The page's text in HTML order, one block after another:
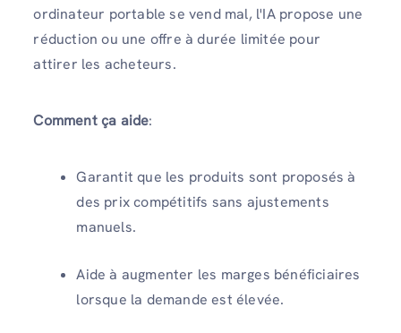
ordinateur portable se vend mal, l'IA propose une
réduction ou une offre à durée limitée pour
attirer les acheteurs.
Comment ça aide:
Garantit que les produits sont proposés à
des prix compétitifs sans ajustements
manuels.
Aide à augmenter les marges bénéficiaires
lorsque la demande est élevée.